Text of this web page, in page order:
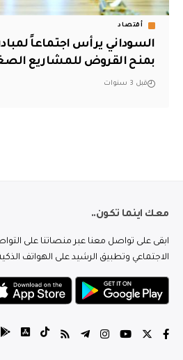
أقتصاد
السوداني يرأس اجتماعاً
بمنح القروض للمشاريع
قبل 3 سنوات
معك اينما تكون..
ابقى على تواصل معنا عبر منصاتنا على
الاجتماعي وتطبيق الرشيد على الهواتف